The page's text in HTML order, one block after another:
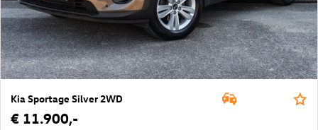
Kia Sportage Silver 2WD
€ 11.900,-